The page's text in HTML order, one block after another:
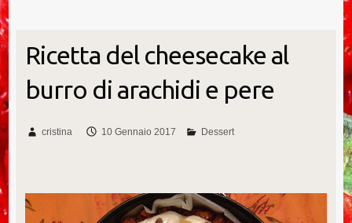
Ricetta del cheesecake al
burro di arachidi e pere
cristina 10 Gennaio 2017 Dessert